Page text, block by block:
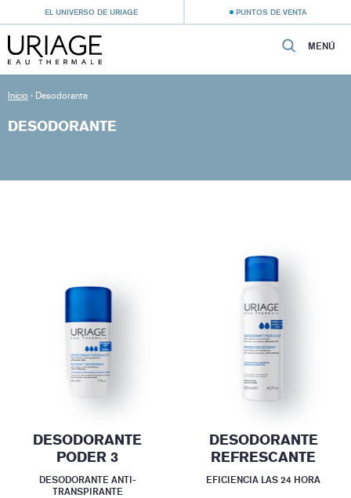
EL UNIVERSO DE URIAGE PUNTOS DE VENTA
MENÚ
Inicio › Desodorante
DESODORANTE
DESODORANTE
PODER 3
DESODORANTE ANTI-
TRANSPIRANTE
DESODORANTE
REFRESCANTE
EFICIENCIA LAS 24 HORA